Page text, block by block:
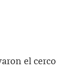
el cerco